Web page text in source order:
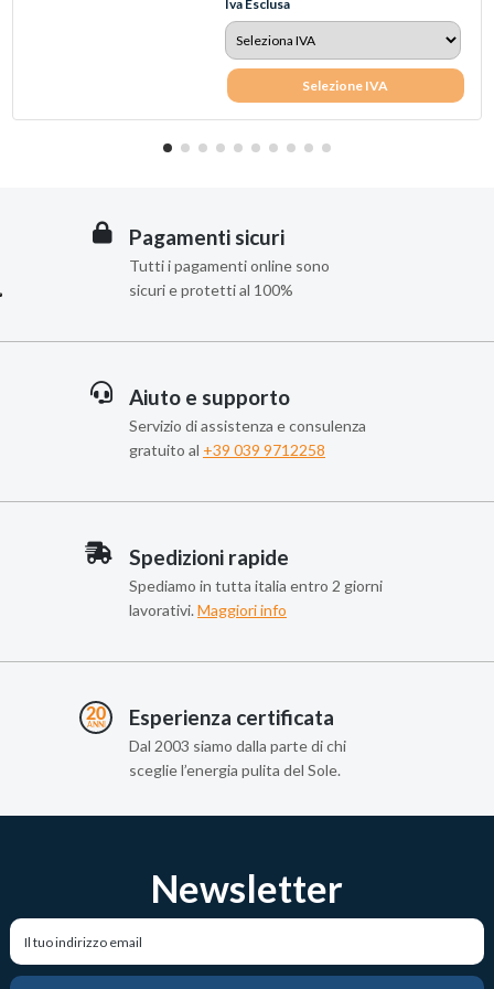
Iva Esclusa
Selezione IVA
Pagamenti sicuri
Tutti i pagamenti online sono
sicuri e protetti al 100%
Aiuto e supporto
Servizio di assistenza e consulenza
gratuito al +39 039 9712258
Spedizioni rapide
Spediamo in tutta italia entro 2 giorni
lavorativi. Maggiori info
Esperienza certificata
Dal 2003 siamo dalla parte di chi
sceglie l’energia pulita del Sole.
Newsletter